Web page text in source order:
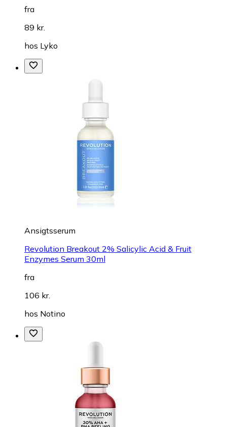
fra
89 kr.
hos Lyko
Ansigtsserum
Revolution Breakout 2% Salicylic Acid & Fruit
Enzymes Serum 30ml
fra
106 kr.
hos Notino